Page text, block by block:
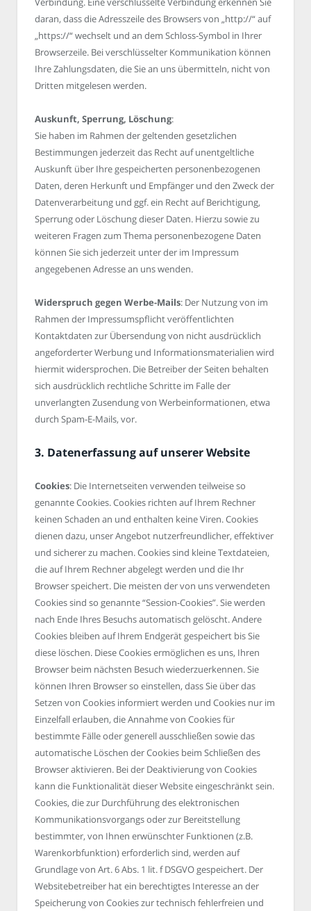
daran, dass die Adresszeile des Browsers von „http://“ auf
„https://“ wechselt und an dem Schloss-Symbol in Ihrer
Browserzeile. Bei verschlüsselter Kommunikation können
Ihre Zahlungsdaten, die Sie an uns übermitteln, nicht von
Dritten mitgelesen werden.
Auskunft, Sperrung, Löschung:
Sie haben im Rahmen der geltenden gesetzlichen
Bestimmungen jederzeit das Recht auf unentgeltliche
Auskunft über Ihre gespeicherten personenbezogenen
Daten, deren Herkunft und Empfänger und den Zweck der
Datenverarbeitung und ggf. ein Recht auf Berichtigung,
Sperrung oder Löschung dieser Daten. Hierzu sowie zu
weiteren Fragen zum Thema personenbezogene Daten
können Sie sich jederzeit unter der im Impressum
angegebenen Adresse an uns wenden.
Widerspruch gegen Werbe-Mails: Der Nutzung von im
Rahmen der Impressumspflicht veröffentlichten
Kontaktdaten zur Übersendung von nicht ausdrücklich
angeforderter Werbung und Informationsmaterialien wird
hiermit widersprochen. Die Betreiber der Seiten behalten
sich ausdrücklich rechtliche Schritte im Falle der
unverlangten Zusendung von Werbeinformationen, etwa
durch Spam-E-Mails, vor.
3. Datenerfassung auf unserer Website
Cookies: Die Internetseiten verwenden teilweise so
genannte Cookies. Cookies richten auf Ihrem Rechner
keinen Schaden an und enthalten keine Viren. Cookies
dienen dazu, unser Angebot nutzerfreundlicher, effektiver
und sicherer zu machen. Cookies sind kleine Textdateien,
die auf Ihrem Rechner abgelegt werden und die Ihr
Browser speichert. Die meisten der von uns verwendeten
Cookies sind so genannte “Session-Cookies”. Sie werden
nach Ende Ihres Besuchs automatisch gelöscht. Andere
Cookies bleiben auf Ihrem Endgerät gespeichert bis Sie
diese löschen. Diese Cookies ermöglichen es uns, Ihren
Browser beim nächsten Besuch wiederzuerkennen. Sie
können Ihren Browser so einstellen, dass Sie über das
Setzen von Cookies informiert werden und Cookies nur im
Einzelfall erlauben, die Annahme von Cookies für
bestimmte Fälle oder generell ausschließen sowie das
automatische Löschen der Cookies beim Schließen des
Browser aktivieren. Bei der Deaktivierung von Cookies
kann die Funktionalität dieser Website eingeschränkt sein.
Cookies, die zur Durchführung des elektronischen
Kommunikationsvorgangs oder zur Bereitstellung
bestimmter, von Ihnen erwünschter Funktionen (z.B.
Warenkorbfunktion) erforderlich sind, werden auf
Grundlage von Art. 6 Abs. 1 lit. f DSGVO gespeichert. Der
Websitebetreiber hat ein berechtigtes Interesse an der
Speicherung von Cookies zur technisch fehlerfreien und